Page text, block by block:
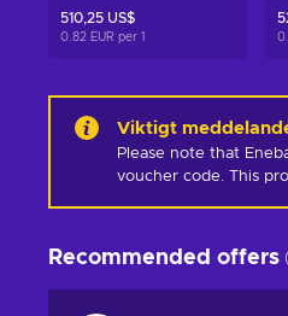
510,25 US$
0.82 EUR per 1
Viktigt
Please note that
voucher code. This
Recommended offers